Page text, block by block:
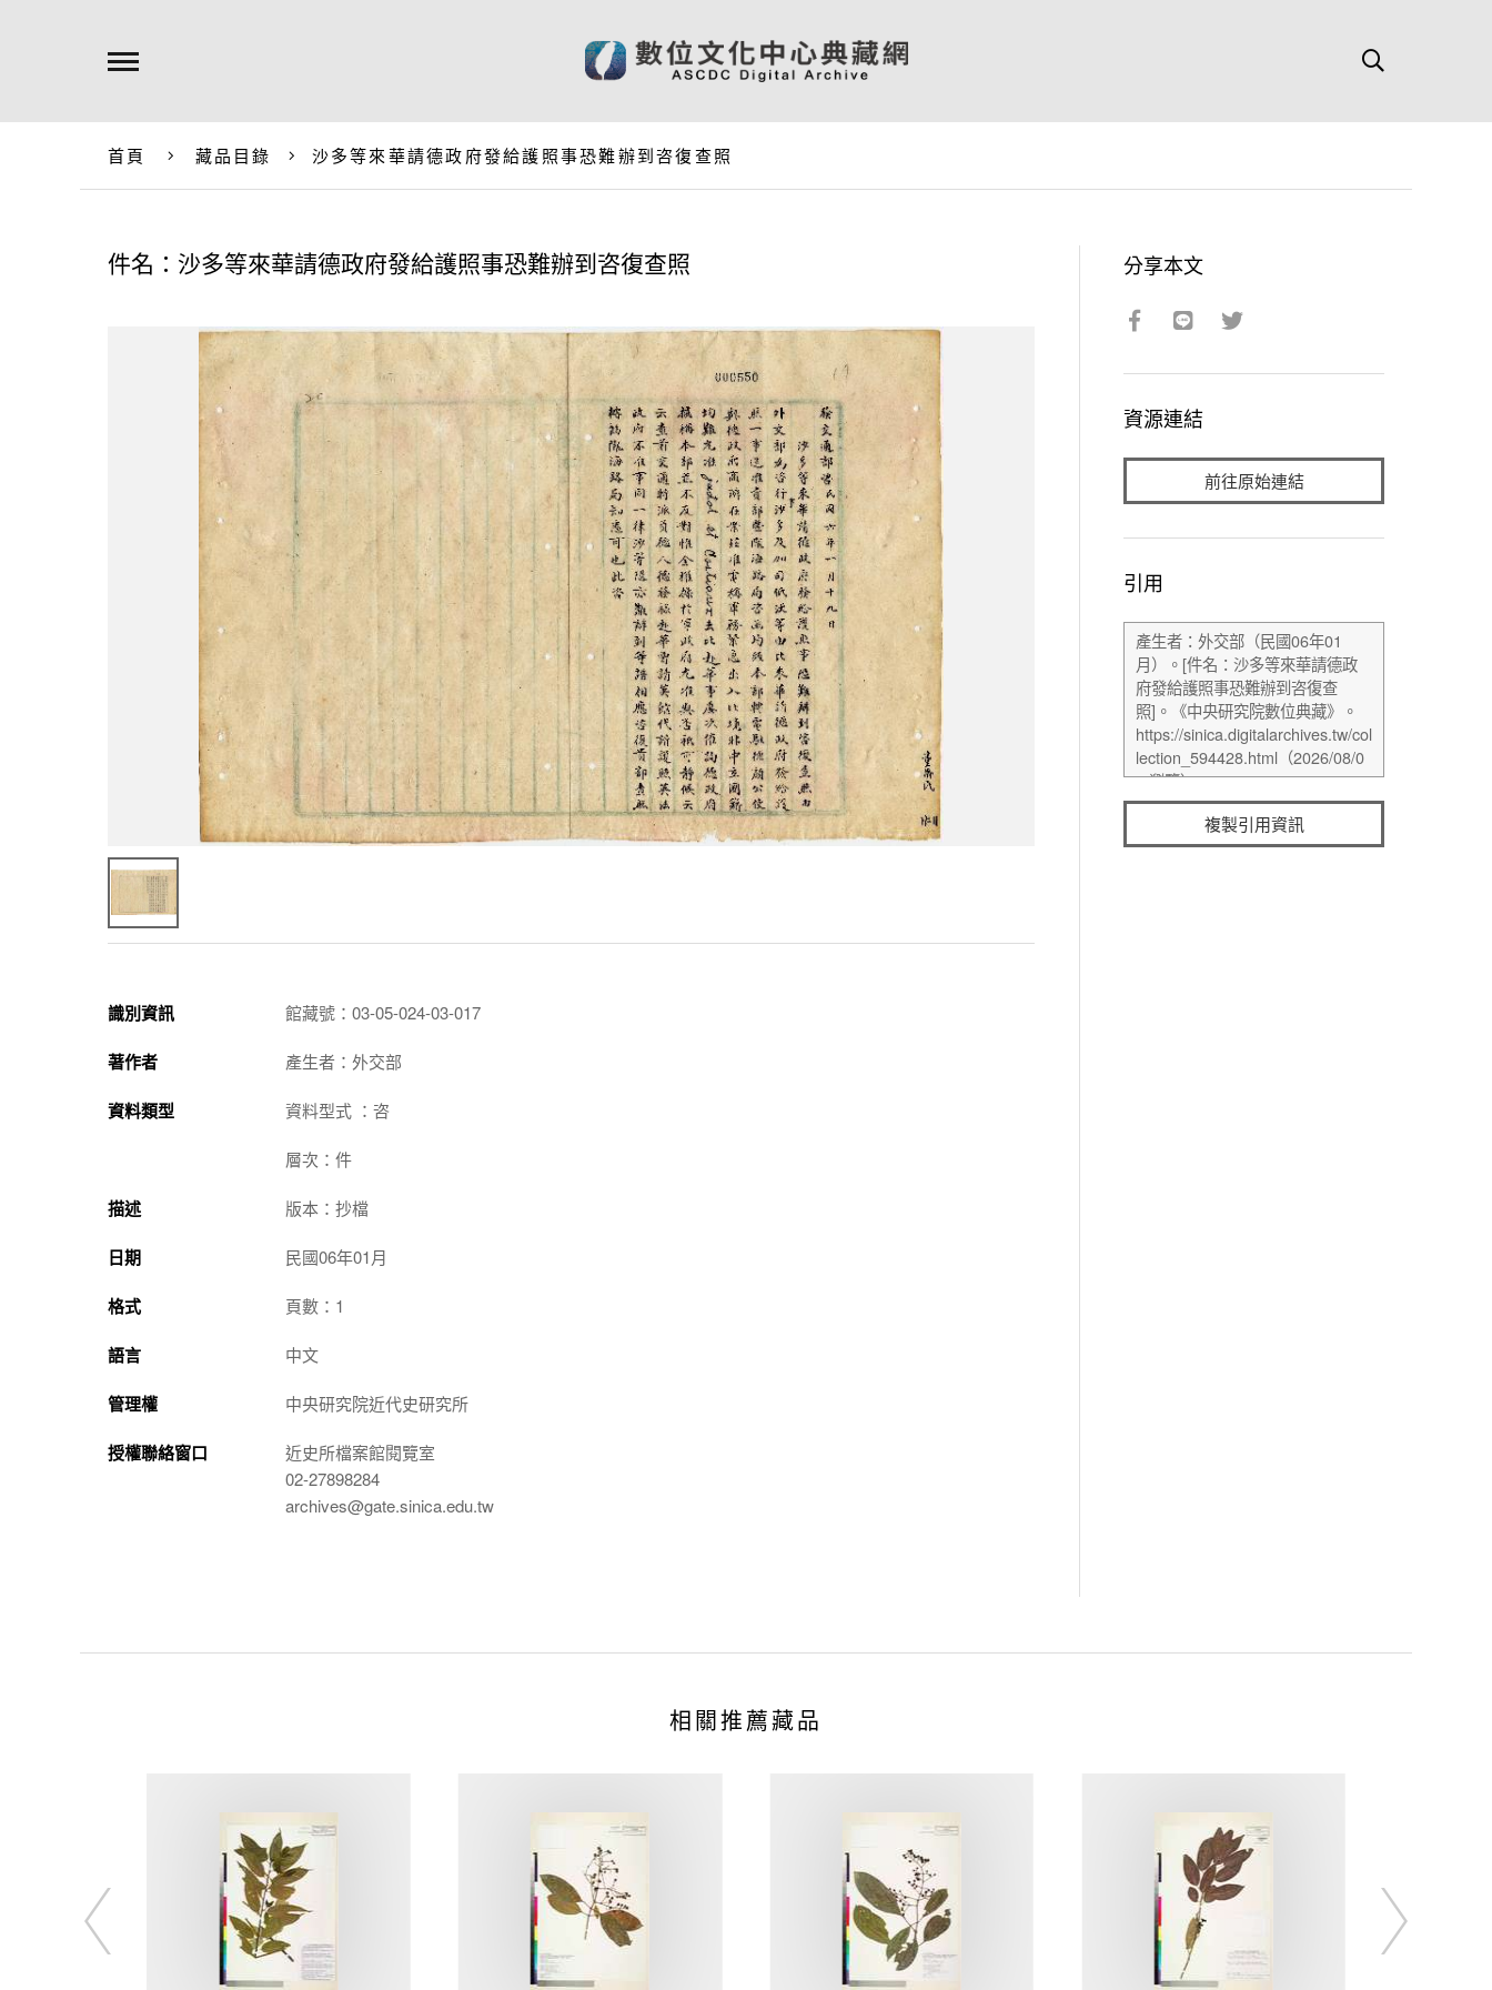
首頁 藏品目錄 沙多等來華請德政府發給護照事恐難辦到咨復查照
件名：沙多等來華請德政府發給護照事恐難辦到咨復查照
識別資訊 館藏號：03-05-024-03-017
著作者 產生者：外交部
資料類型 資料型式 ：咨
層次：件
描述 版本：抄檔
日期 民國06年01月
格式 頁數：1
語言 中文
管理權 中央研究院近代史研究所
授權聯絡窗口
近史所檔案館閱覽室
02-27898284
archives@gate.sinica.edu.tw
分享本文
資源連結
前往原始連結
引用
複製引用資訊
相關推薦藏品